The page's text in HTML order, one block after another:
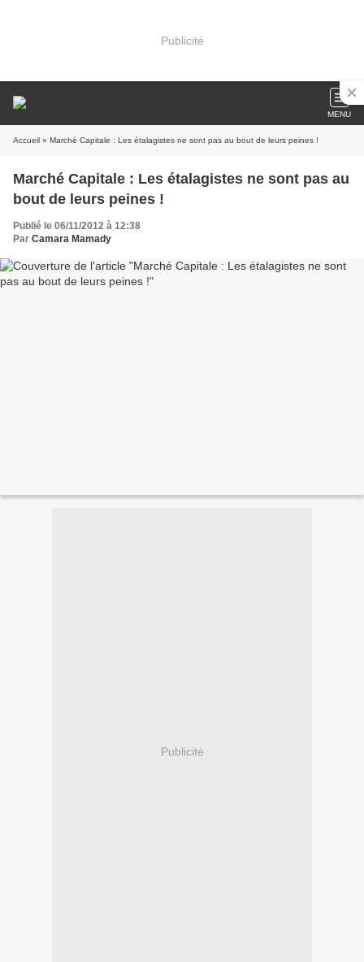
Publicité
MENU
Accueil » Marché Capitale : Les étalagistes ne sont pas au bout de leurs peines !
Marché Capitale : Les étalagistes ne sont pas au
bout de leurs peines !
Publié le 06/11/2012 à 12:38
Par Camara Mamady
Publicité